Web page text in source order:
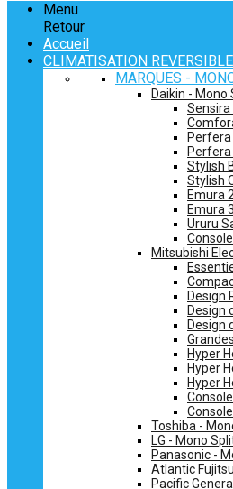
Menu
Retour
Accueil
CLIMATISATION REVERSIBLE
MARQUES -
Daikin - Mono
Sensira
Perfera
Stylish
Stylish
Emura
Emura
Ururu
Mitsubishi
Design
Design
Design
Hyper
Hyper
Hyper
Toshiba -
LG - Mono
Panasonic -
Atlantic
Pacific